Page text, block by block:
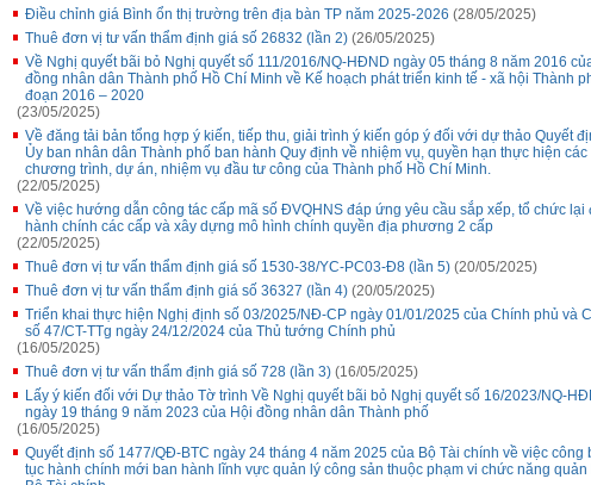
Điều chỉnh giá Bình ổn thị trường trên địa bàn TP năm 2025-2026 (28/05/2025)
Thuê đơn vị tư vấn thẩm định giá số 26832 (lần 2) (26/05/2025)
Về Nghị quyết bãi bỏ Nghị quyết số 111/2016/NQ-HĐND ngày 05 tháng 8 năm 2016
đồng nhân dân Thành phố Hồ Chí Minh về Kế hoạch phát triển kinh tế - xã hội Thành
đoạn 2016 – 2020
(23/05/2025)
Về đăng tải bản tổng hợp ý kiến, tiếp thu, giải trình ý kiến góp ý đối với dự thảo Quyết
Ủy ban nhân dân Thành phố ban hành Quy định về nhiệm vụ, quyền hạn thực hiện các
chương trình, dự án, nhiệm vụ đầu tư công của Thành phố Hồ Chí Minh.
(22/05/2025)
Về việc hướng dẫn công tác cấp mã số ĐVQHNS đáp ứng yêu cầu sắp xếp, tổ chức lại
hành chính các cấp và xây dựng mô hình chính quyền địa phương 2 cấp
(22/05/2025)
Thuê đơn vị tư vấn thẩm định giá số 1530-38/YC-PC03-Đ8 (lần 5) (20/05/2025)
Thuê đơn vị tư vấn thẩm định giá số 36327 (lần 4) (20/05/2025)
Triển khai thực hiện Nghị định số 03/2025/NĐ-CP ngày 01/01/2025 của Chính phủ và
số 47/CT-TTg ngày 24/12/2024 của Thủ tướng Chính phủ
(16/05/2025)
Thuê đơn vị tư vấn thẩm định giá số 728 (lần 3) (16/05/2025)
Lấy ý kiến đối với Dự thảo Tờ trình Về Nghị quyết bãi bỏ Nghị quyết số 16/2023/NQ-
ngày 19 tháng 9 năm 2023 của Hội đồng nhân dân Thành phố
(16/05/2025)
Quyết định số 1477/QĐ-BTC ngày 24 tháng 4 năm 2025 của Bộ Tài chính về việc công
tục hành chính mới ban hành lĩnh vực quản lý công sản thuộc phạm vi chức năng quản